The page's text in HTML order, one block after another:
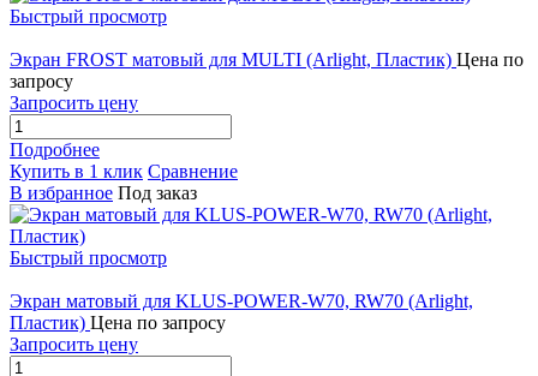
Быстрый просмотр
Экран FROST матовый для MULTI (Arlight, Пластик) Цена по
запросу
Запросить цену
Подробнее
Купить в 1 клик Сравнение
В избранное Под заказ
Быстрый просмотр
Экран матовый для KLUS-POWER-W70, RW70 (Arlight,
Пластик) Цена по запросу
Запросить цену